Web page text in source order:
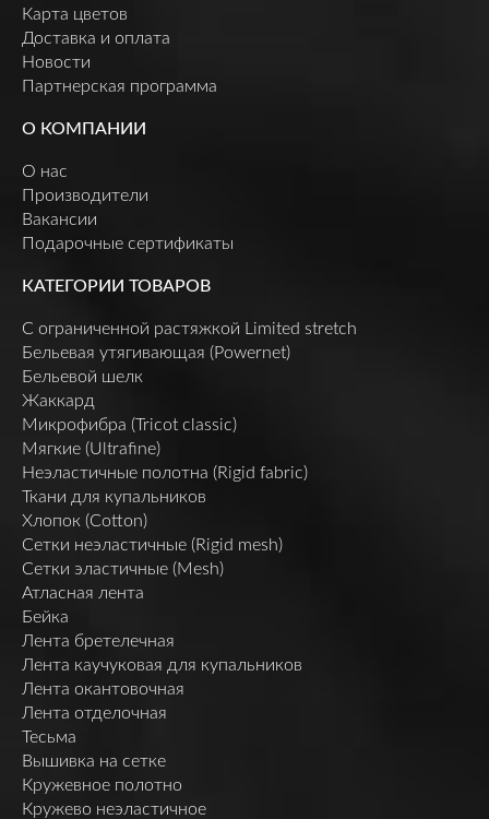
Карта цветов
Доставка и оплата
Новости
Партнерская программа
О КОМПАНИИ
О нас
Производители
Вакансии
Подарочные сертификаты
КАТЕГОРИИ ТОВАРОВ
C ограниченной растяжкой Limited stretch
Бельевая утягивающая (Powernet)
Бельевой шелк
Жаккард
Микрофибра (Tricot classic)
Мягкие (Ultrafine)
Неэластичные полотна (Rigid fabric)
Ткани для купальников
Хлопок (Cotton)
Сетки неэластичные (Rigid mesh)
Сетки эластичные (Mesh)
Атласная лента
Бейка
Лента бретелечная
Лента каучуковая для купальников
Лента окантовочная
Лента отделочная
Тесьма
Вышивка на сетке
Кружевное полотно
Кружево неэластичное